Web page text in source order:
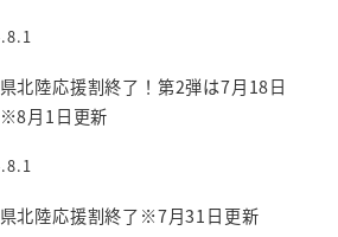
北陸応援割終了！第2弾は7月18日
月1日更新
北陸応援割終了※7月31日更新